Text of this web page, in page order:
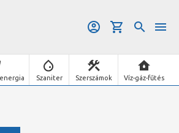
Szaniter Szerszámok Víz-gáz-fűtés